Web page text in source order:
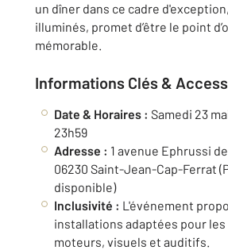
un dîner dans ce cadre
illuminés, promet d’être le point
mémorable.
Informations Clés &
Date & Horaires : Samedi 23
23h59
Adresse : 1 avenue Ephrussi
06230 Saint-Jean-Cap-Ferrat
disponible)
Inclusivité : L'événement
installations adaptées pour les
moteurs, visuels et auditifs.